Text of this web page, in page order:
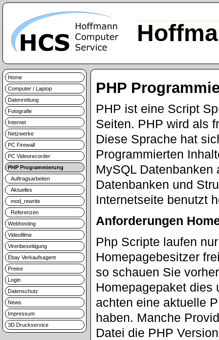
Home
Computer / Laptop
Datenrettung
Fotografie
Internet
Netzwerke
PC Firewall
PC Videorecorder
PHP Programmierung
Auftragsarbeiten
Aktuelles
mod_rewrite
Referenzen
Webhosting
Videofilme
Virenbeseitigung
Ebay Verkaufsagent
Preise
Login
Datenschutz
News
Impressum
3D Druckservice
PHP
PHP ist eine Script
Seiten. PHP wird als
Diese Sprache hat
Programmierten
MySQL
Datenbanken und
Internetseite benutzt
Anforderungen
Php Scripte laufen
Homepagebesitzer
so schauen Sie
Homepagepaket dies
achten eine aktuelle
haben. Manche
Datei die PHP